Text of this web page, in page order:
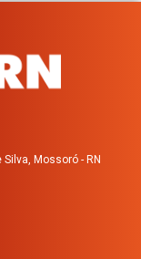
Mossoró - RN